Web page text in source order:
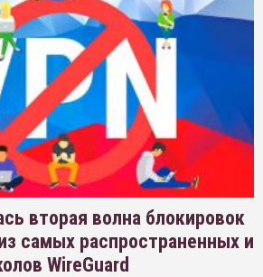
вторая волна блокировок
самых распространенных и
WireGuard